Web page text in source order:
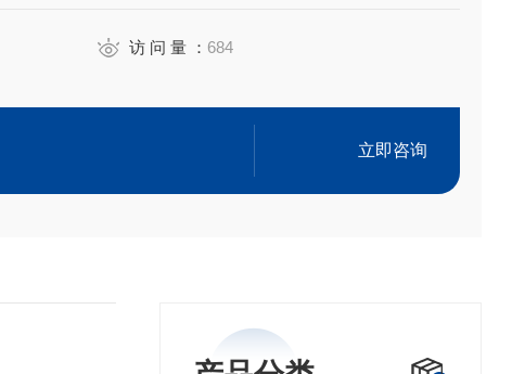
访 问 量 ： 684
立即咨询